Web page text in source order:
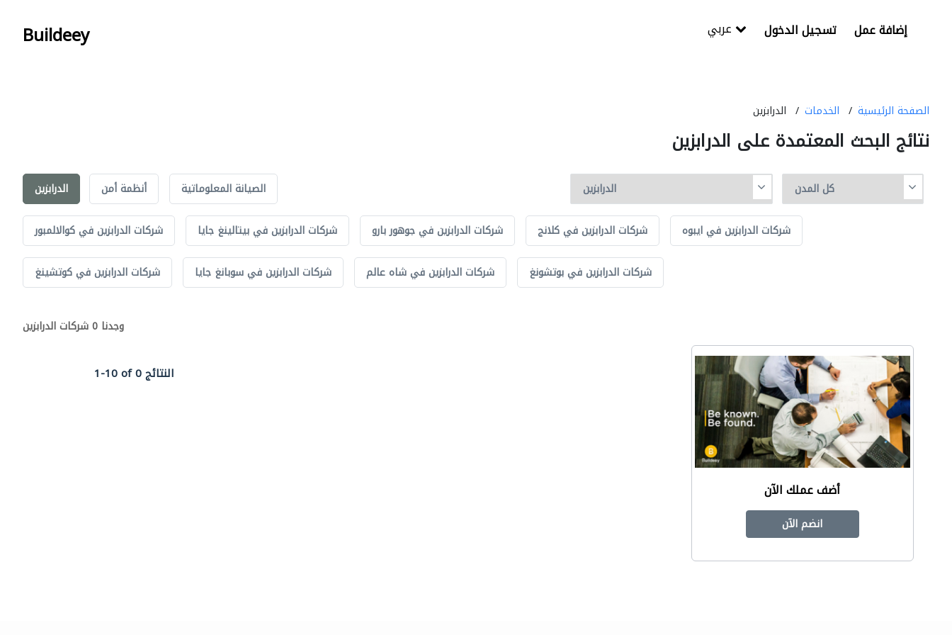
Buildeey تسجيل الدخول إضافة عمل
الصفحة الرئيسية الخدمات الدرابزين
نتائج البحث المعتمدة على الدرابزين
الدرابزين أنظمة أمن الصيانة المعلوماتية
شركات الدرابزين في كوالالمبور شركات الدرابزين في بيتالينغ جايا شركات الدرابزين في جوهور بارو شركات الدرابزين في كلانج شركات الدرابزين في ايبوه
شركات الدرابزين في كوتشينغ شركات الدرابزين في سوبانغ جايا شركات الدرابزين في شاه عالم شركات الدرابزين في بوتشونغ
وجدنا 0 شركات الدرابزين
1-10 of 0 النتائج
أضف عملك الآن
انضم الآن